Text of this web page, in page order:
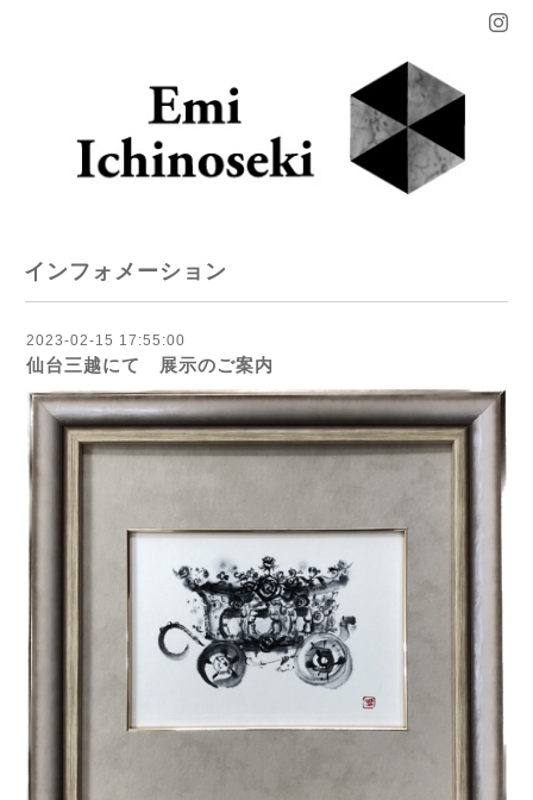
インフォメーション
2023-02-15 17:55:00
仙台三越にて 展示のご案内